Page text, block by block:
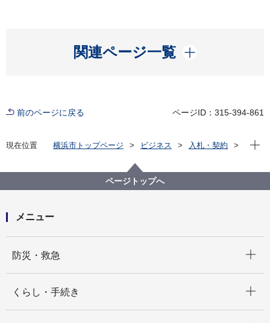
関連ページ一覧
開く
前のページに戻る ページID：315-394-861
現在位置 横浜市トップページ ビジネス
入札・契約
【入札結果掲載】【公募型指名競争入札】令和３年
度 横浜市外出支援サービス事業における車両運行業
現在
ページトップへ
メニュー
防災・救急
くらし・手続き